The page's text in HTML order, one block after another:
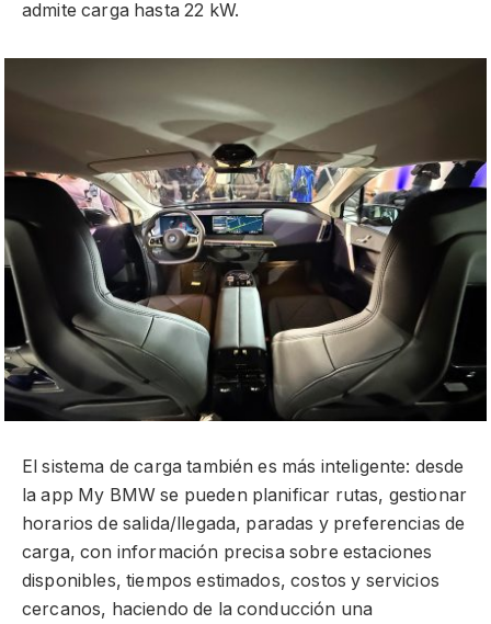
admite carga hasta 22 kW.
El sistema de carga también es más inteligente: desde
la app My BMW se pueden planificar rutas, gestionar
horarios de salida/llegada, paradas y preferencias de
carga, con información precisa sobre estaciones
disponibles, tiempos estimados, costos y servicios
cercanos, haciendo de la conducción una